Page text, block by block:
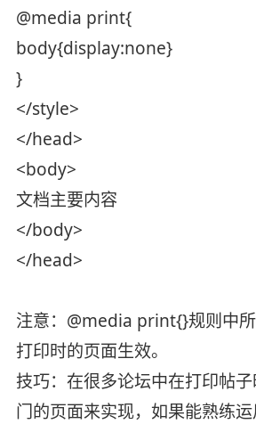
@media print{
body{display:none}
}
</style>
</head>
<body>
文档主要内容
</body>
</head>
注意：@media print{}规则中所
打印时的页面生效。
技巧：在很多论坛中在打印帖
门的页面来实现，如果能熟练运